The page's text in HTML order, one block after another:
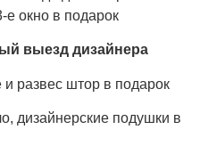
окно в подарок
выезд дизайнера
развес штор в подарок
дизайнерские подушки в